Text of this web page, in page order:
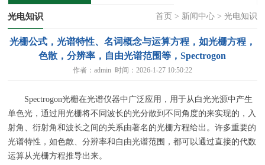
光电知识 首页 > 新闻中心> 光电知识
光栅公式，光谱特性、名词概念与运算方程，如光栅方程，
色散，分辨率，自由光谱范围等，Spectrogon
作者：admin 时间：2026-1-27 10:50:22
Spectrogon光栅在光谱仪器中广泛应用，用于从白光光源中产生
单色光，通过用光栅将不同波长的光分散到不同角度的来实现的，入
射角、衍射角和波长之间的关系由著名的光栅方程给出。许多重要的
光谱特性，如色散、分辨率和自由光谱范围，都可以通过直接的代数
运算从光栅方程推导出来。